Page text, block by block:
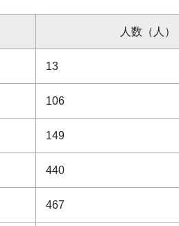
人数（人）
13
106
149
440
467